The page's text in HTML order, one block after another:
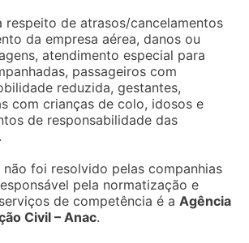
respeito de atrasos/cancelamentos
da empresa aérea, danos ou
atendimento especial para
passageiros com
reduzida, gestantes,
com crianças de colo, idosos e
de responsabilidade das
foi resolvido pelas companhias
pela normatização e
de competência é aAgência
Civil – Anac.